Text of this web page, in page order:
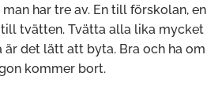
har tre av. En till förskolan, en
tvätten. Tvätta alla lika mycket
är det lätt att byta. Bra och ha om
kommer bort.